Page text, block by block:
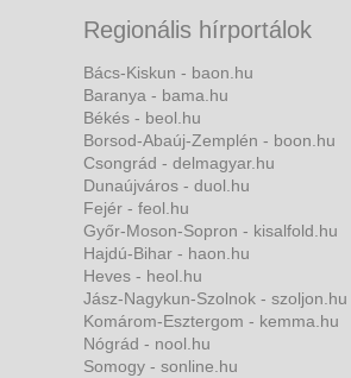
Regionális hírportálok
Bács-Kiskun - baon.hu
Baranya - bama.hu
Békés - beol.hu
Borsod-Abaúj-Zemplén - boon.hu
Csongrád - delmagyar.hu
Dunaújváros - duol.hu
Fejér - feol.hu
Győr-Moson-Sopron - kisalfold.hu
Hajdú-Bihar - haon.hu
Heves - heol.hu
Jász-Nagykun-Szolnok - szoljon.hu
Komárom-Esztergom - kemma.hu
Nógrád - nool.hu
Somogy - sonline.hu